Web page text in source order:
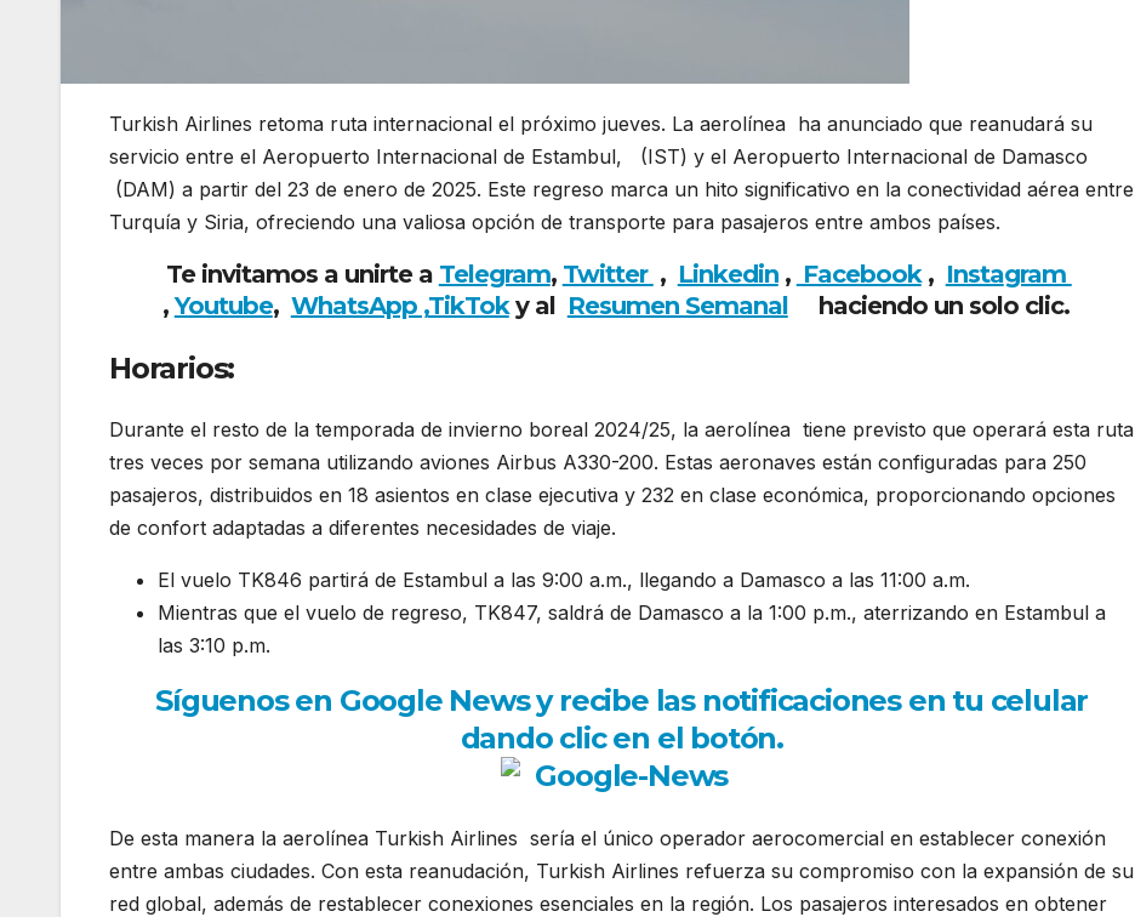
Turkish Airlines retoma ruta internacional el próximo jueves. La aerolínea ha anunciado que reanudará su
servicio entre el Aeropuerto Internacional de Estambul, (IST) y el Aeropuerto Internacional de Damasco
(DAM) a partir del 23 de enero de 2025. Este regreso marca un hito significativo en la conectividad aérea entre
Turquía y Siria, ofreciendo una valiosa opción de transporte para pasajeros entre ambos países.
Te invitamos a unirte a Telegram, Twitter , Linkedin, Facebook, Instagram
,Youtube, WhatsApp ,TikToky al Resumen Semanalhaciendo un solo clic.
Horarios:
Durante el resto de la temporada de invierno boreal 2024/25, la aerolínea tiene previsto que operará esta ruta
tres veces por semana utilizando aviones Airbus A330-200. Estas aeronaves están configuradas para 250
pasajeros, distribuidos en 18 asientos en clase ejecutiva y 232 en clase económica, proporcionando opciones
de confort adaptadas a diferentes necesidades de viaje.
El vuelo TK846 partirá de Estambul a las 9:00 a.m., llegando a Damasco a las 11:00 a.m.
Mientras que el vuelo de regreso, TK847, saldrá de Damasco a la 1:00 p.m., aterrizando en Estambul a
las 3:10 p.m.
Síguenos en Google News y recibe las notificaciones en tu celular
dando clic en el botón.
De esta manera la aerolínea Turkish Airlines sería el único operador aerocomercial en establecer conexión
entre ambas ciudades. Con esta reanudación, Turkish Airlines refuerza su compromiso con la expansión de su
red global, además de restablecer conexiones esenciales en la región. Los pasajeros interesados en obtener